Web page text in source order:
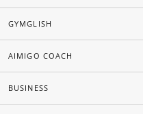
GYMGLISH
AIMIGO COACH
BUSINESS